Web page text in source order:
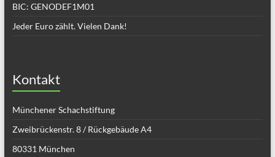
BIC: GENODEF1M01
Jeder Euro zählt. Vielen Dank!
Kontakt
Münchener Schachstiftung
Zweibrückenstr. 8 / Rückgebäude A4
80331 München